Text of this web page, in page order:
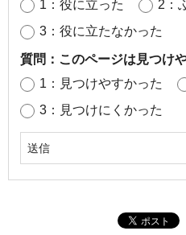
1：役に立った
2：
3：役に立たなかった
質問：このページは見つけ
1：見つけやすかった
3：見つけにくかった